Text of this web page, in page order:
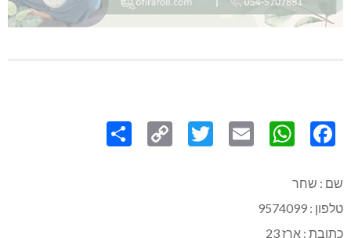
Link
שם : שחר
טלפון : 9574099
כתובת : ארז 23